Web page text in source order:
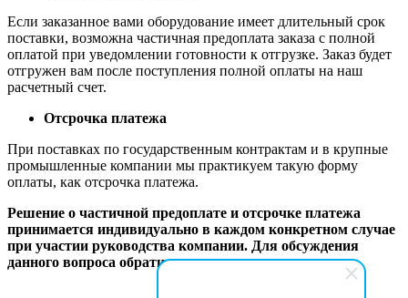
Если заказанное вами оборудование имеет длительный срок
поставки, возможна частичная предоплата заказа с полной
оплатой при уведомлении готовности к отгрузке. Заказ будет
отгружен вам после поступления полной оплаты на наш
расчетный счет.
Отсрочка платежа
При поставках по государственным контрактам и в крупные
промышленные компании мы практикуем такую форму
оплаты, как отсрочка платежа.
Решение о частичной предоплате и отсрочке платежа
принимается индивидуально в каждом конкретном случае
при участии руководства компании. Для обсуждения
данного вопроса обратитесь к вашему менеджеру.